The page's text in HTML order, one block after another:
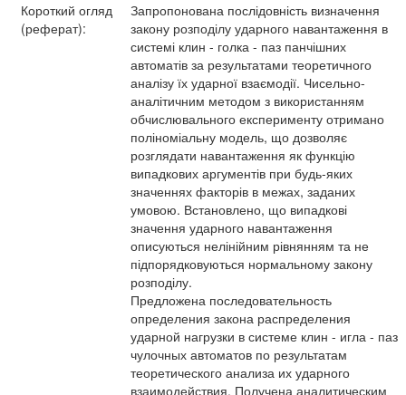
Короткий огляд
(реферат):
Запропонована послідовність визначення
закону розподілу ударного навантаження в
системі клин - голка - паз панчішних
автоматів за результатами теоретичного
аналізу їх ударної взаємодії. Чисельно-
аналітичним методом з використанням
обчислювального експерименту отримано
поліноміальну модель, що дозволяє
розглядати навантаження як функцію
випадкових аргументів при будь-яких
значеннях факторів в межах, заданих
умовою. Встановлено, що випадкові
значення ударного навантаження
описуються нелінійним рівнянням та не
підпорядковуються нормальному закону
розподілу.
Предложена последовательность
определения закона распределения
ударной нагрузки в системе клин - игла - паз
чулочных автоматов по результатам
теоретического анализа их ударного
взаимодействия. Получена аналитическим